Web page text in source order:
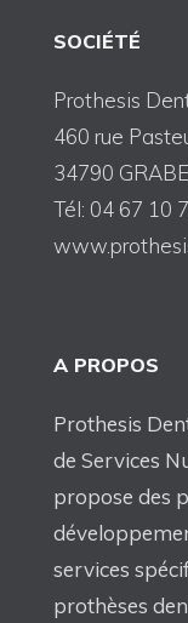
SOCIÉTÉ
Prothesis
460 rue
34790
Tél: 04 67 10
A PROPOS
Prothesis
de Services
propose des
services
prothèses